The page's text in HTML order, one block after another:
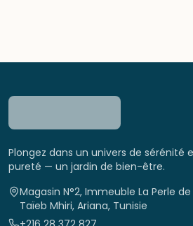
Plongez dans un univers de sérénité
pureté — un jardin de bien-être.
Magasin N°2, Immeuble La Perle de
Taïeb Mhiri, Ariana, Tunisie